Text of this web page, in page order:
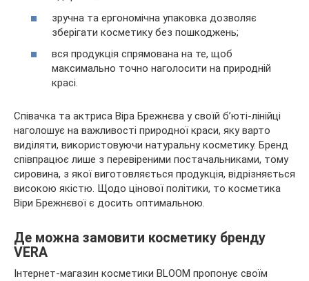
зручна та ергономічна упаковка дозволяє
зберігати косметику без пошкоджень;
вся продукція спрямована на те, щоб
максимально точно наголосити на природній
красі.
Співачка та актриса Віра Брежнєва у своїй б’юті-лінійці
наголошує на важливості природної краси, яку варто
виділяти, використовуючи натуральну косметику. Бренд
співпрацює лише з перевіреними постачальниками, тому
сировина, з якої виготовляється продукція, відрізняється
високою якістю. Щодо цінової політики, то косметика
Віри Брежнєвої є досить оптимальною.
Де можна замовити косметику бренду
VERA
Інтернет-магазин косметики BLOOM пропонує своїм